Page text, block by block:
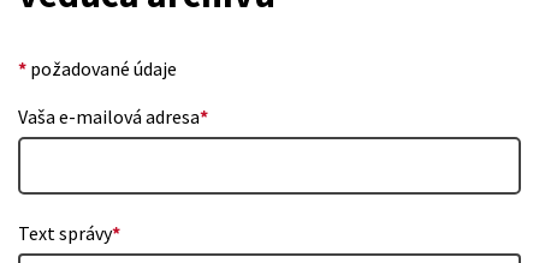
* požadované údaje
Vaša e-mailová adresa*
Text správy*